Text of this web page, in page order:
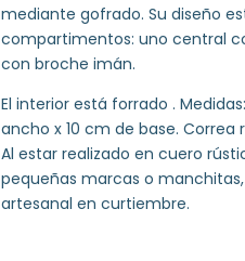
mediante gofrado. Su diseño
compartimentos: uno central
con broche imán.
El interior está forrado .
ancho x 10 cm de base. Correa
Al estar realizado en cuero
pequeñas marcas o
artesanal en curtiembre.